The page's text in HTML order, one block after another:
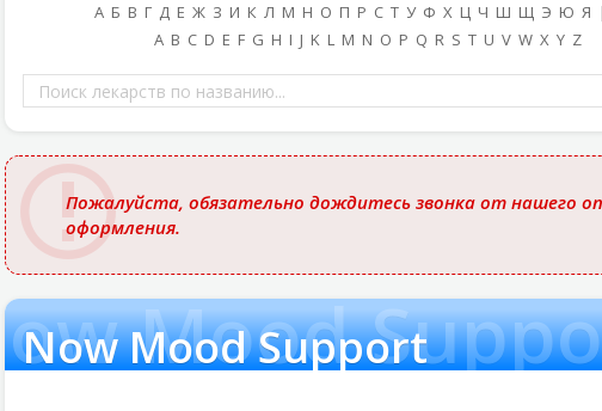
А Б В Г Д Е Ж З И К Л М Н О П Р С Т У Ф Х Ц Ч Ш Щ Э Ю Я
A B C D E F G H I J K L M N O P Q R S T U V W X Y Z
Поиск
лекарств
по
названию
Пожалуйста, обязательно дождитесь звонка от нашего
оформления.
Now Mood
Now Mood Support